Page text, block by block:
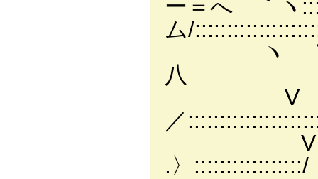
ー＝へ ｀ヽ
ム/
ヽ ＼::/
八
V
／
.〉